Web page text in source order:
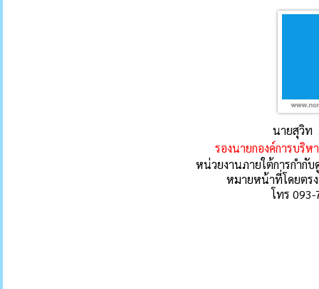
นายสุวิท
รองนายกองค์การบริ
หน่วยงานภายใต้การกำกั
หมายหน้าที่โดยตร
โทร